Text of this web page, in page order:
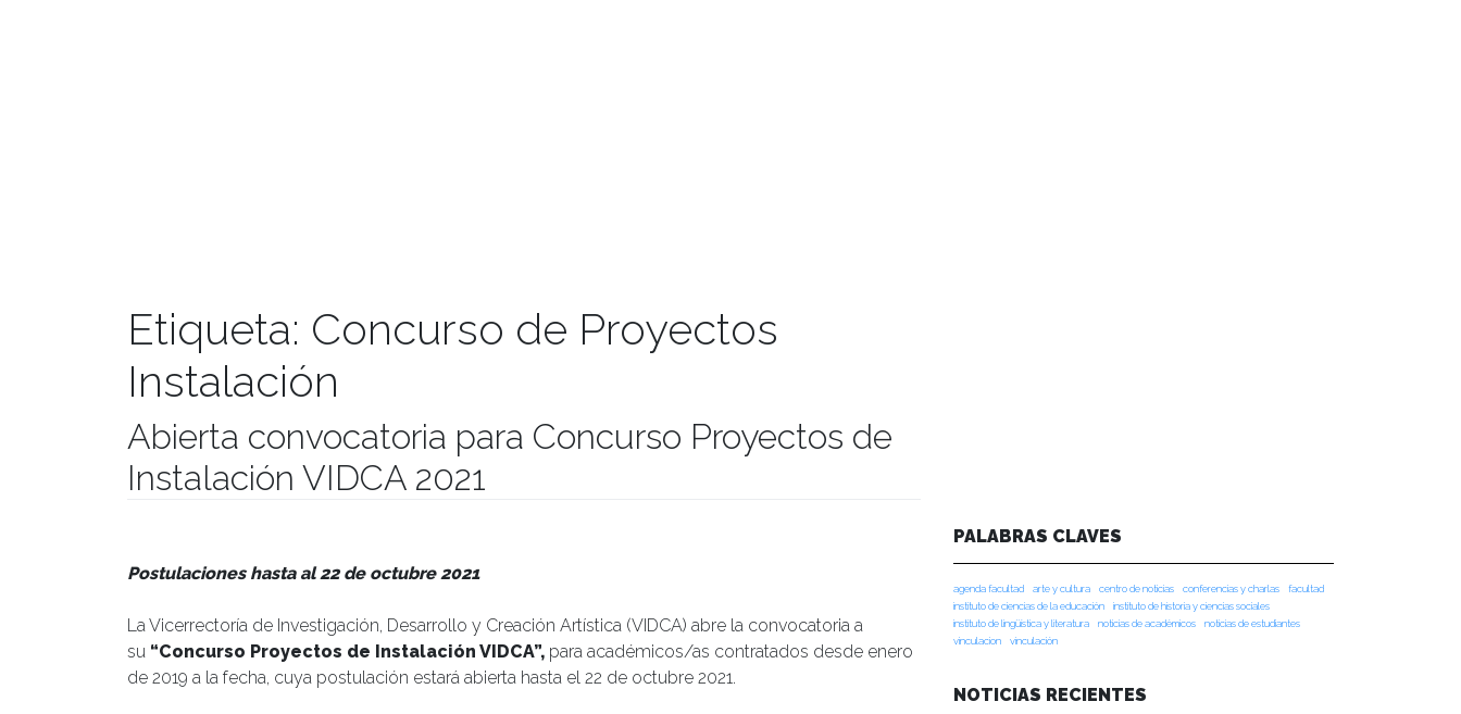
Etiqueta: Concurso de Proyectos
Instalación
Abierta convocatoria para Concurso Proyectos de
Instalación VIDCA 2021
Postulaciones hasta al 22 de octubre 2021
La Vicerrectoría de Investigación, Desarrollo y Creación Artística (VIDCA) abre la convocatoria a
su “Concurso Proyectos de Instalación VIDCA”, para académicos/as contratados desde enero
de 2019 a la fecha, cuya postulación estará abierta hasta el 22 de octubre 2021.
PALABRAS CLAVES
agenda facultad arte y cultura centro de noticias conferencias y charlas
facultad
instituto de ciencias de la educación
instituto de historia y ciencias sociales
instituto de lingüística y literatura
noticias de académicos
noticias de estudiantes
vinculacion
vinculación
NOTICIAS RECIENTES